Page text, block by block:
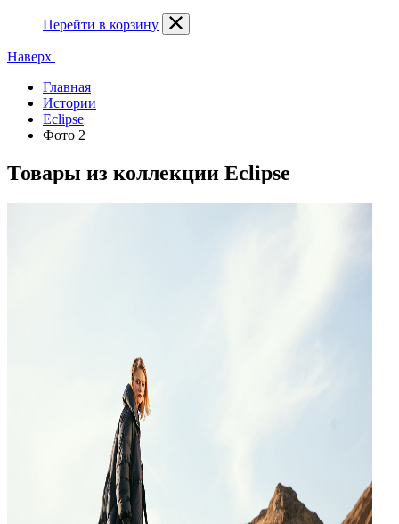
Перейти в корзину
Наверх
Главная
Истории
Eclipse
Фото 2
Товары из коллекции Eclipse